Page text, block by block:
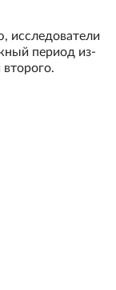
исследователи
период из-